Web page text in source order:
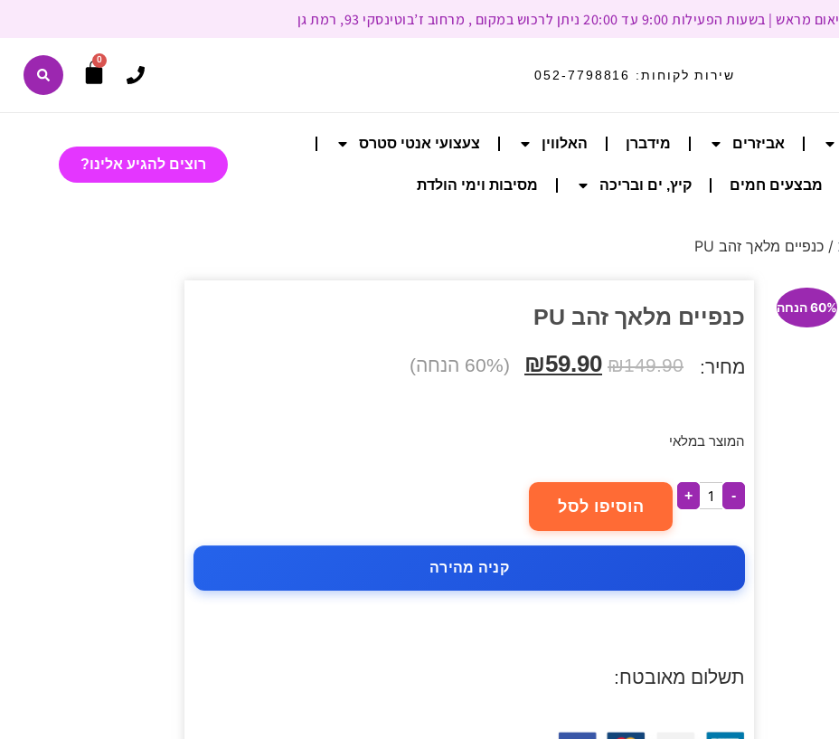
9:00 עד 20:00 ניתן לרכוש במקום , מרחוב ז’בוטינסקי 93, רמת גן
שירות לקוחות: 052-7798816
0
אביזרים מידברן האלווין צעצועי אנטי סטרס
מבצעים חמים קיץ, ים ובריכה מסיבות וימי הולדת
רוצים להגיע אלינו?
/ כנפיים מלאך זהב PU
60% הנחה כנפיים מלאך זהב PU
מחיר: ₪149.90
₪59.90 (60% הנחה)
המוצר במלאי
-
+
הוסיפו לסל
קניה מהירה
תשלום מאובטח: